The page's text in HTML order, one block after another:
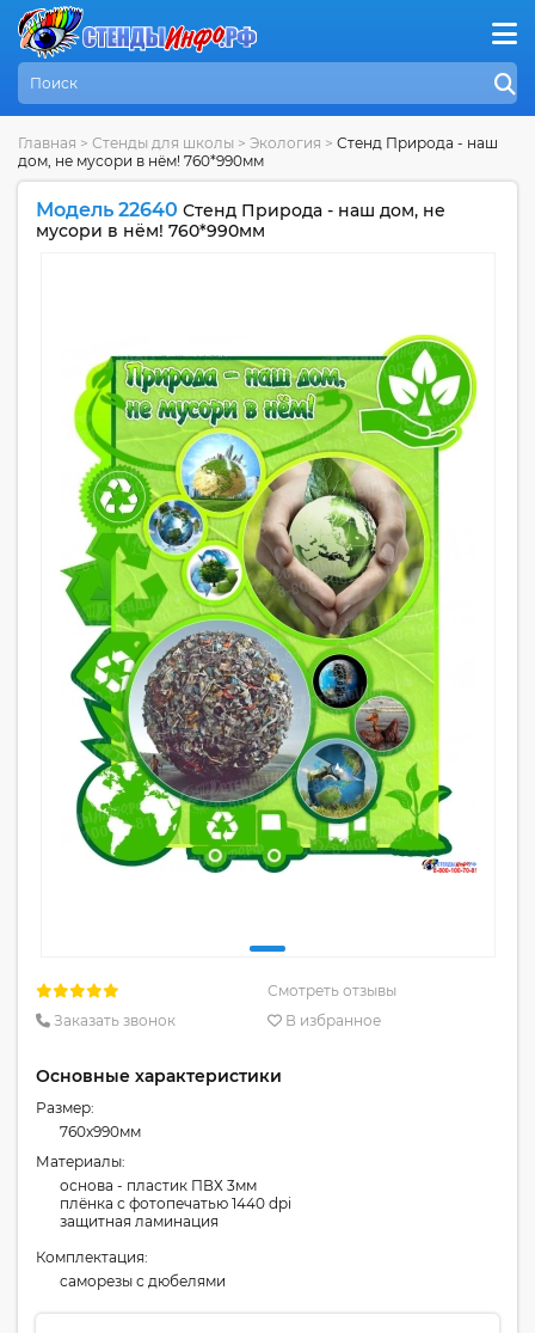
Главная > Стенды для школы > Экология > Стенд Природа - наш
дом, не мусори в нём! 760*990мм
Модель 22640 Стенд Природа - наш дом, не
мусори в нём! 760*990мм
Смотреть отзывы
Заказать звонок
В избранное
Основные характеристики
Размер:
760x990мм
Материалы:
основа - пластик ПВХ 3мм
плёнка с фотопечатью 1440 dpi
защитная ламинация
Комплектация:
cаморезы с дюбелями